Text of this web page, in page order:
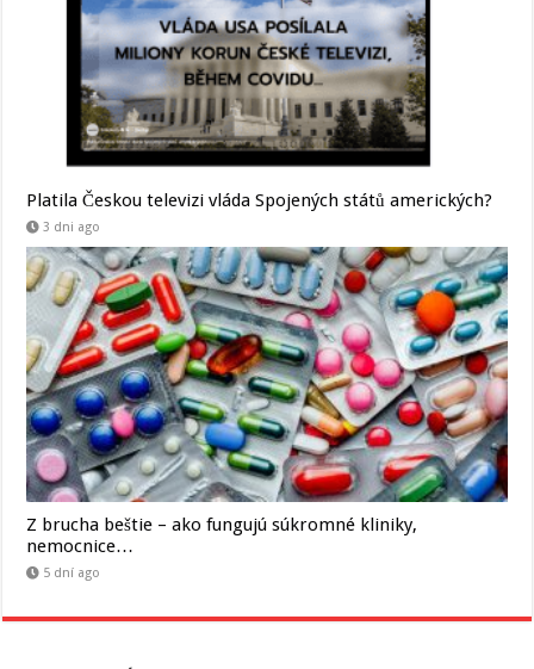
Platila Českou televizi vláda Spojených států amerických?
3 dni ago
Z brucha beštie – ako fungujú súkromné kliniky,
nemocnice…
5 dní ago